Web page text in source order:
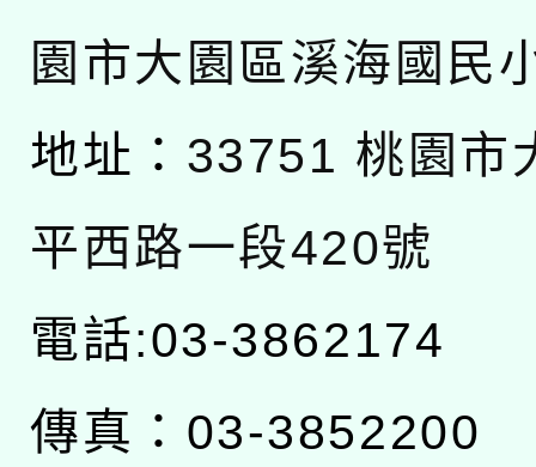
園市大園區溪海國民
地址： 33751 桃園市
平西路一段420號
電話:03-3862174
傳真：03-3852200